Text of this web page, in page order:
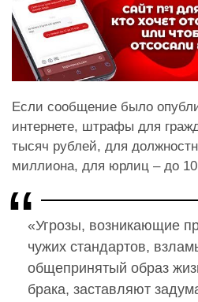
Если сообщение было
интернете, штрафы для
тысяч рублей, для
миллиона, для юрлиц – до
«Угрозы, возникающие
чужих стандартов,
общепринятый образ
брака, заставляют